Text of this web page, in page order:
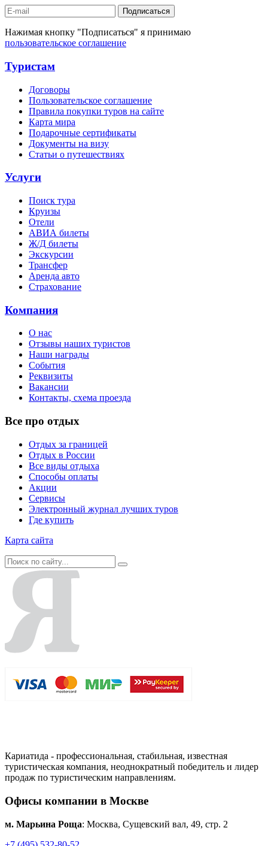
Подписаться
Нажимая кнопку "Подписаться" я принимаю
пользовательское соглашение
Туристам
Договоры
Пользовательское соглашение
Правила покупки туров на сайте
Карта мира
Подарочные сертификаты
Документы на визу
Статьи о путешествиях
Услуги
Поиск тура
Круизы
Отели
АВИА билеты
Ж/Д билеты
Экскурсии
Трансфер
Аренда авто
Страхование
Компания
О нас
Отзывы наших туристов
Наши награды
События
Реквизиты
Вакансии
Контакты, схема проезда
Все про отдых
Отдых за границей
Отдых в России
Все виды отдыха
Способы оплаты
Акции
Сервисы
Электронный журнал лучших туров
Где купить
Карта сайта
Кариатида - профессиональная, стабильная, известная
туристическая компания, неоднократный победитель и лидер
продаж по туристическим направлениям.
Офисы компании в Москве
м. Марьина Роща: Москва, Сущевский вал, 49, стр. 2